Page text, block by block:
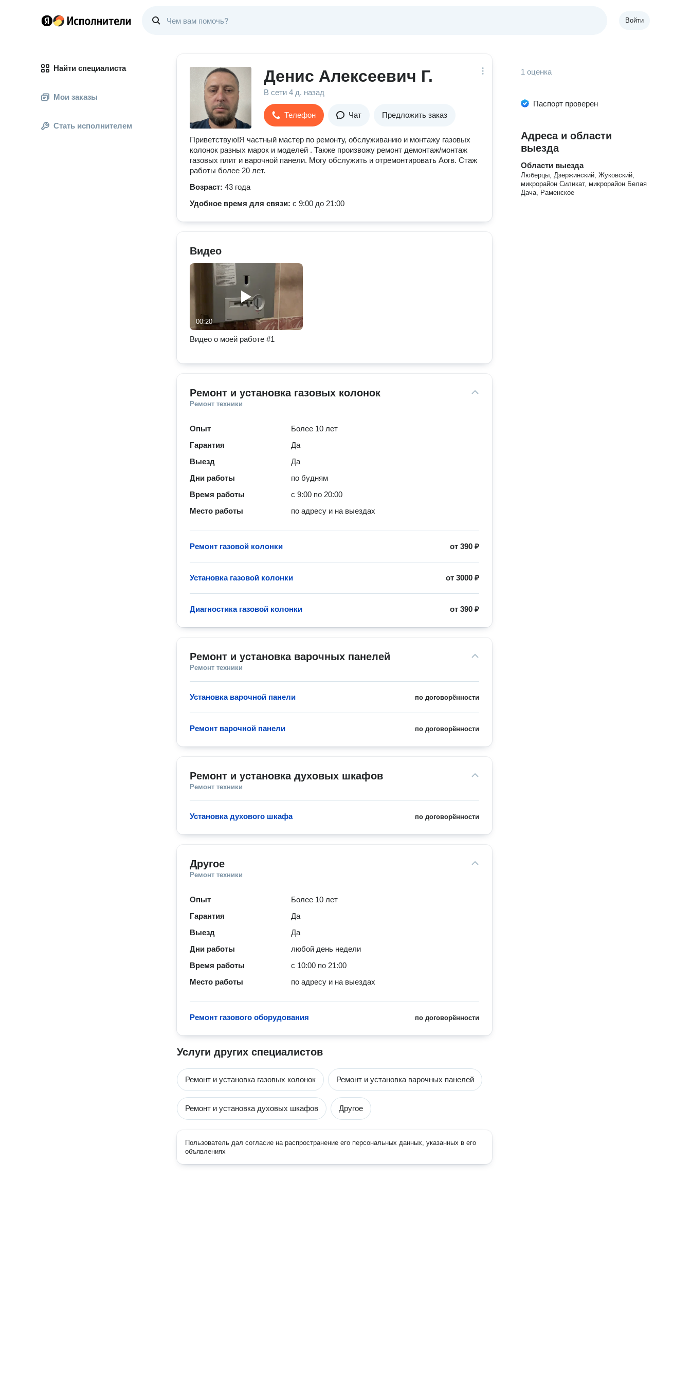
Войти
Найти специалиста
Мои заказы
Стать исполнителем
Денис Алексеевич Г.
В сети 4 д. назад
Телефон Чат Предложить заказ
Приветствую!Я частный мастер по ремонту, обслуживанию и монтажу газовых
колонок разных марок и моделей . Также произвожу ремонт демонтаж/монтаж
газовых плит и варочной панели. Могу обслужить и отремонтировать Аогв. Стаж
работы более 20 лет.
Возраст: 43 года
Удобное время для связи: с 9:00 до 21:00
Видео
00:20
Видео о моей работе #1
Ремонт и установка газовых колонок
Ремонт техники
Опыт
Более 10 лет
Гарантия
Да
Выезд
Да
Дни работы
по будням
Время работы
с 9:00 по 20:00
Место работы
по адресу и на выездах
от390 ₽
Ремонт газовой колонки
от3000 ₽
Установка газовой колонки
от390 ₽
Диагностика газовой колонки
Ремонт и установка варочных панелей
Ремонт техники
по договорённости
Установка варочной панели
по договорённости
Ремонт варочной панели
Ремонт и установка духовых шкафов
Ремонт техники
по договорённости
Установка духового шкафа
Другое
Ремонт техники
Опыт
Более 10 лет
Гарантия
Да
Выезд
Да
Дни работы
любой день недели
Время работы
с 10:00 по 21:00
Место работы
по адресу и на выездах
по договорённости
Ремонт газового оборудования
Услуги других специалистов
Ремонт и установка газовых колонок Ремонт и установка варочных панелей
Ремонт и установка духовых шкафов Другое
Пользователь дал согласие на распространение его персональных данных, указанных в его
объявлениях
1 оценка
Паспорт проверен
Адреса и области
выезда
Области выезда
Люберцы, Дзержинский, Жуковский,
микрорайон Силикат, микрорайон Белая
Дача, Раменское